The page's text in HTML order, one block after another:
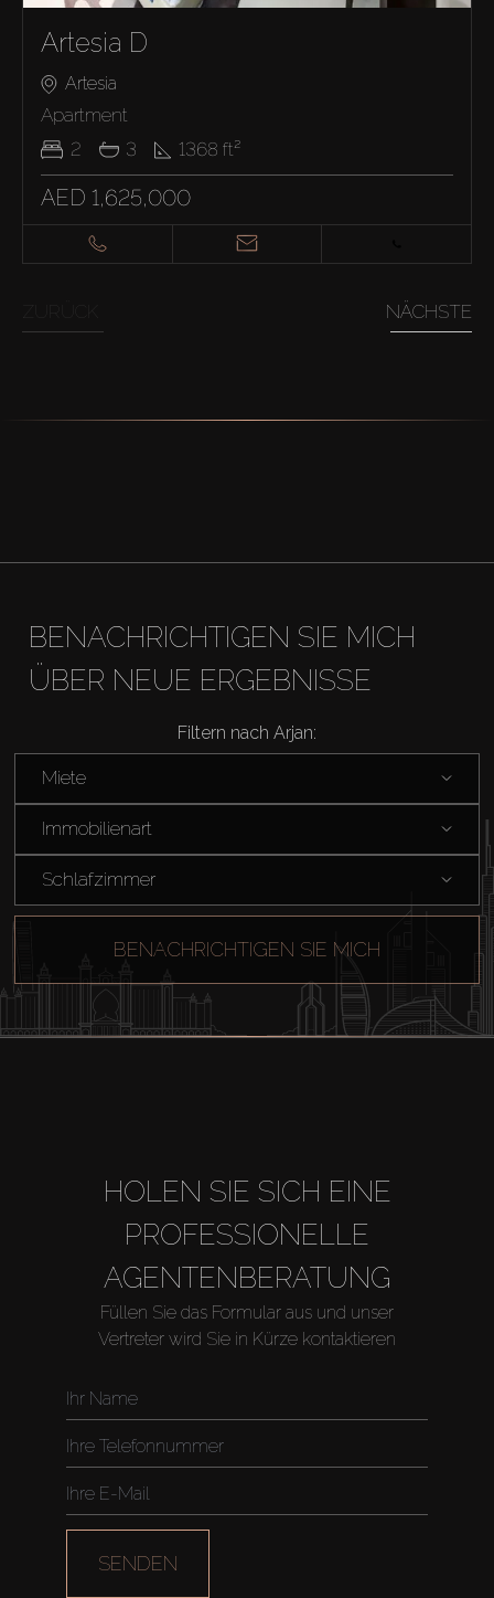
Kaufen
Miete
Verkaufen
Artesia D
Artesia
Apartment
2
3 1368 ft²
AED 1,625,000
NÄCHSTE
BENACHRICHTIGEN SIE MICH
ÜBER NEUE ERGEBNISSE
Filtern nach Arjan:
Miete
Immobilienart
Schlafzimmer
BENACHRICHTIGEN SIE MICH
HOLEN SIE SICH EINE
PROFESSIONELLE
AGENTENBERATUNG
Füllen Sie das Formular aus und unser
Vertreter wird Sie in Kürze kontaktieren
SENDEN